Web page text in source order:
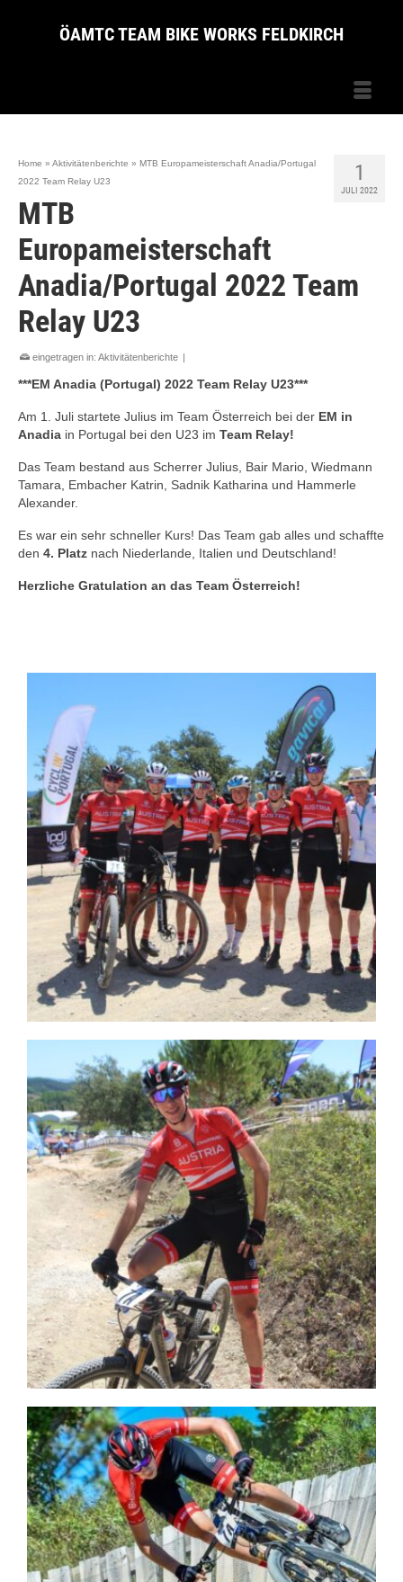
ÖAMTC TEAM BIKE WORKS FELDKIRCH
1
JULI 2022
Home » Aktivitätenberichte » MTB Europameisterschaft Anadia/Portugal
2022 Team Relay U23
MTB
Europameisterschaft
Anadia/Portugal 2022 Team
Relay U23
eingetragen in: Aktivitätenberichte |
***EM Anadia (Portugal) 2022 Team Relay U23***
Am 1. Juli startete Julius im Team Österreich bei der EM in
Anadia in Portugal bei den U23 im Team Relay!
Das Team bestand aus Scherrer Julius, Bair Mario, Wiedmann
Tamara, Embacher Katrin, Sadnik Katharina und Hammerle
Alexander.
Es war ein sehr schneller Kurs! Das Team gab alles und schaffte
den 4. Platz nach Niederlande, Italien und Deutschland!
Herzliche Gratulation an das Team Österreich!